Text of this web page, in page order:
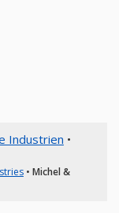
Industrien •
• Michel &